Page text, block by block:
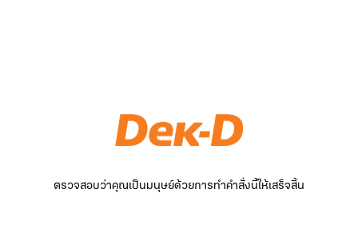
ตรวจสอบว่าคุณเป็นมนุษย์ด้วยการทำคำสั่งนี้ให้เสร็จสิ้น